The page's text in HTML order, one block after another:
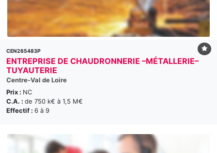
CEN265483P
ENTREPRISE DE CHAUDRONNERIE –MÉTALLERIE–
TUYAUTERIE
Centre-Val de Loire
Prix : NC
C.A. : de 750 k€ à 1,5 M€
Effectif : 6 à 9